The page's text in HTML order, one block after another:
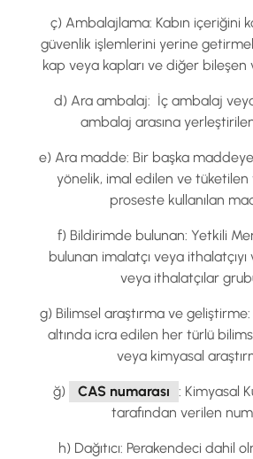
ç) Ambalajlama: Kabın içeriğini
güvenlik işlemlerini yerine
kap veya kapları ve diğer bileşen
d) Ara ambalaj: İç ambalaj
ambalaj arasına
e) Ara madde: Bir başka
yönelik, imal edilen ve tüketilen
proseste kullanılan
f) Bildirimde bulunan: Yetkili
bulunan imalatçı veya
veya ithalatçılar
g) Bilimsel araştırma ve
altında icra edilen her türlü
veya kimyasal
ğ) CAS numarası : Kimyasal
tarafından verilen
h) Dağıtıcı: Perakendeci dahil